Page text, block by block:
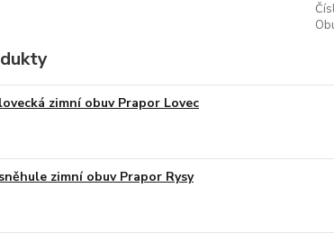
zimní obuv Prapor Lovec
zimní obuv Prapor Rysy